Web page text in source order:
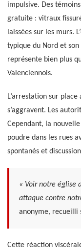
impulsive. Des
gratuite : vitraux
laissées sur les murs.
typique du Nord et
représente bien plus
Valenciennois.
L’arrestation sur
s’aggravent. Les
Cependant, la
poudre dans les rues
spontanés et
« Voir notre église
attaque contre
anonyme, recueilli
Cette réaction